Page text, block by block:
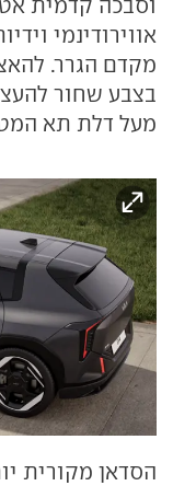
אווירודינמי
בצבע שחור
מעל דלת תא
הסדאן מקורית